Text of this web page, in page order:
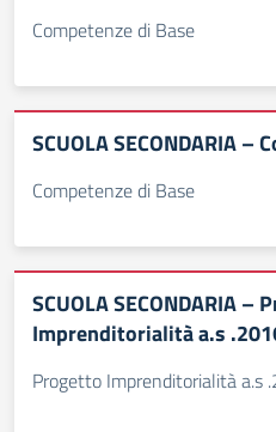
Competenze di Base
SCUOLA SECONDARIA –
Competenze di Base
SCUOLA SECONDARIA –
Imprenditorialità a.s
Progetto Imprenditorialità a.s